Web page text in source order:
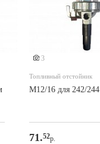
3
Топливный отстойник
М12/16 для 242/244
71.52р.